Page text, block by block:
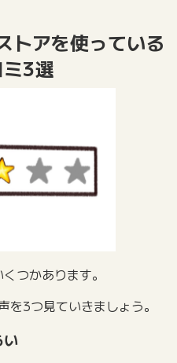
トアを使っている
3選
つかあります。
3つ見ていきましょう。